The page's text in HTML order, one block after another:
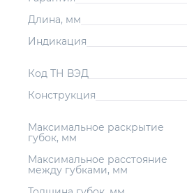
Длина, мм
Индикация
Код ТН ВЭД
Конструкция
Максимальное раскрытие
губок, мм
Максимальное расстояние
между губками, мм